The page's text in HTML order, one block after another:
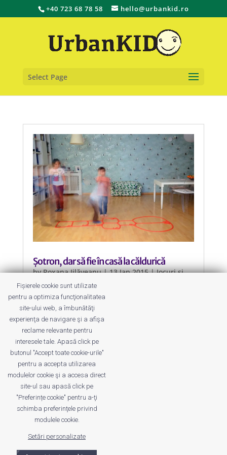
+40 723 68 78 58 hello@urbankid.ro
Select Page
Șotron, dar să fie în casă la căldurică
byRoxana Jilăveanu|13 Jan 2015|Jocuri și
Jucării
Un șotron de silicon, făcut de Anca
Fetcu special pentru copiii mici și
copiii adulți.
Despre noi Publicitate
Privacy
© UrbanKID. Proiect dezvoltat de Dana și
Dragomirescu. Temă WordPress:
Fișierele cookie sunt utilizate
pentru a optimiza funcţionalitatea
site-ului web, a îmbunătăţi
experienţa de navigare şi a afişa
reclame relevante pentru
interesele tale. Apasă click pe
butonul "Accept toate cookie-urile"
pentru a accepta utilizarea
modulelor cookie şi a accesa direct
site-ul sau apasă click pe
"Preferințe cookie" pentru a-ţi
schimba preferinţele privind
modulele cookie.
Setări personalizate